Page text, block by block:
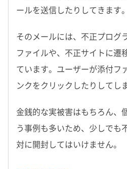
ールを送信したりしてきます。
そのメールには、不正プログ
ファイルや、不正サイトに遷
ています。ユーザーが添付フ
ンクをクリックしたりしてし
金銭的な実被害はもちろん、
う事例も多いため、少しでも
対に開封してはいけません。